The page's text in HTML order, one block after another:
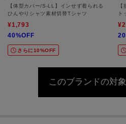
【体型カバー/S-LL】インせず着られる
ひんやりシャツ素材切替Tシャツ
¥1,793
40%OFF
さらに10%OFF
ト
このブランドの対